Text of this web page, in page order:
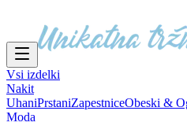
Vsi izdelki
Nakit
UhaniPrstaniZapestniceObeski &
Moda